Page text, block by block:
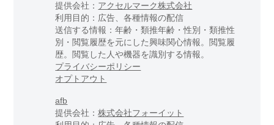
提供会社： アクセルマーク株式会社
利用目的：広告、各種情報の配信
送信する情報：年齢・類推年齢・性別・類推性
別・閲覧履歴を元にした興味関心情報。閲覧履
歴。閲覧した人や機器を識別する情報。
プライバシーポリシー
オプトアウト
afb
提供会社：株式会社フォーイット